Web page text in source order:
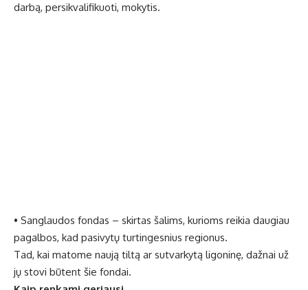
darbą, persikvalifikuoti, mokytis.
• Sanglaudos fondas – skirtas šalims, kurioms reikia daugiau
pagalbos, kad pasivytų turtingesnius regionus.
Tad, kai matome naują tiltą ar sutvarkytą ligoninę, dažnai už
jų stovi būtent šie fondai.